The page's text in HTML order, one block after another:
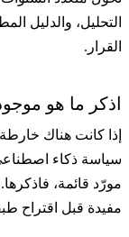
التحليل، والدليل
القرار.
اذكر ما هو
إذا كانت هناك
مورّد قائمة،
مفيدة قبل اقتراح